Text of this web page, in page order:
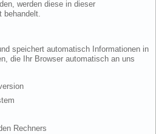
werden diese in dieser
behandelt.
speichert automatisch Informationen in
die Ihr Browser automatisch an uns
Rechners